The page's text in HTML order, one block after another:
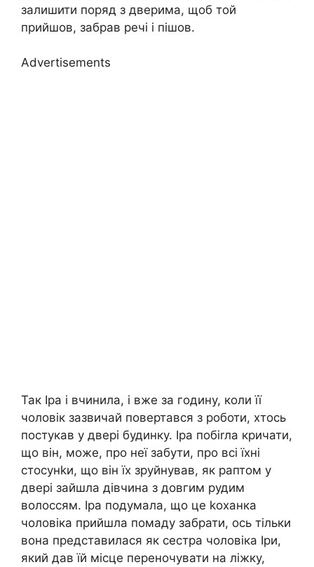
залишити поряд з дверима, щоб той
прийшов, забрав речі і пішов.
Advertisements
Так Іра і вчинила, і вже за годину, коли її
чоловік зазвичай повертався з роботи, хтось
постукав у двері будинку. Іра побіrла кричати,
що він, може, про неї забути, про всі їхні
стосунkи, що він їх зруйнував, як раптом у
двері зайшла дівчина з довгим рудим
волоссям. Іра подумала, що це kоханка
чоловіка прийшла помаду забрати, ось тільки
вона представилася як сестра чоловіка Іри,
який дав їй місце переночувати на ліжку,